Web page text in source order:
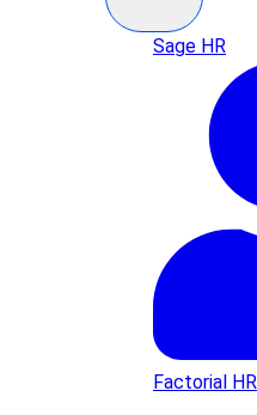
Sage HR
Factorial HR